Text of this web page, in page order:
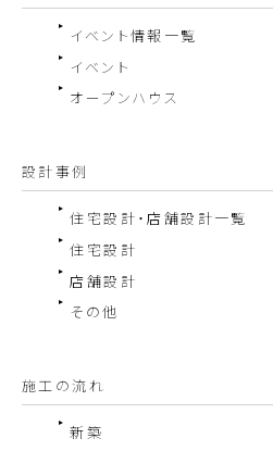
イベント情報一覧
イベント
オープンハウス
設計事例
住宅設計・店舗設計一覧
住宅設計
店舗設計
その他
施工の流れ
新築